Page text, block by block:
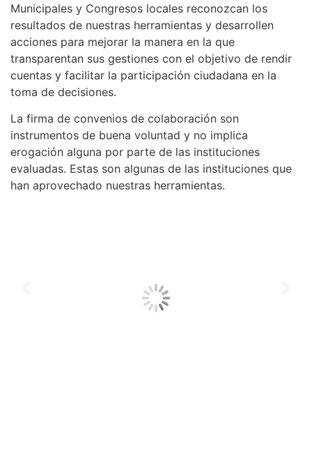
Municipales y Congresos locales reconozcan los
resultados de nuestras herramientas y desarrollen
acciones para mejorar la manera en la que
transparentan sus gestiones con el objetivo de rendir
cuentas y facilitar la participación ciudadana en la
toma de decisiones.
La firma de convenios de colaboración son
instrumentos de buena voluntad y no implica
erogación alguna por parte de las instituciones
evaluadas. Estas son algunas de las instituciones que
han aprovechado nuestras herramientas.